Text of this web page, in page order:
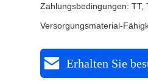
Zahlungsbedingungen: TT,
Versorgungsmaterial-
Erhalten Sie